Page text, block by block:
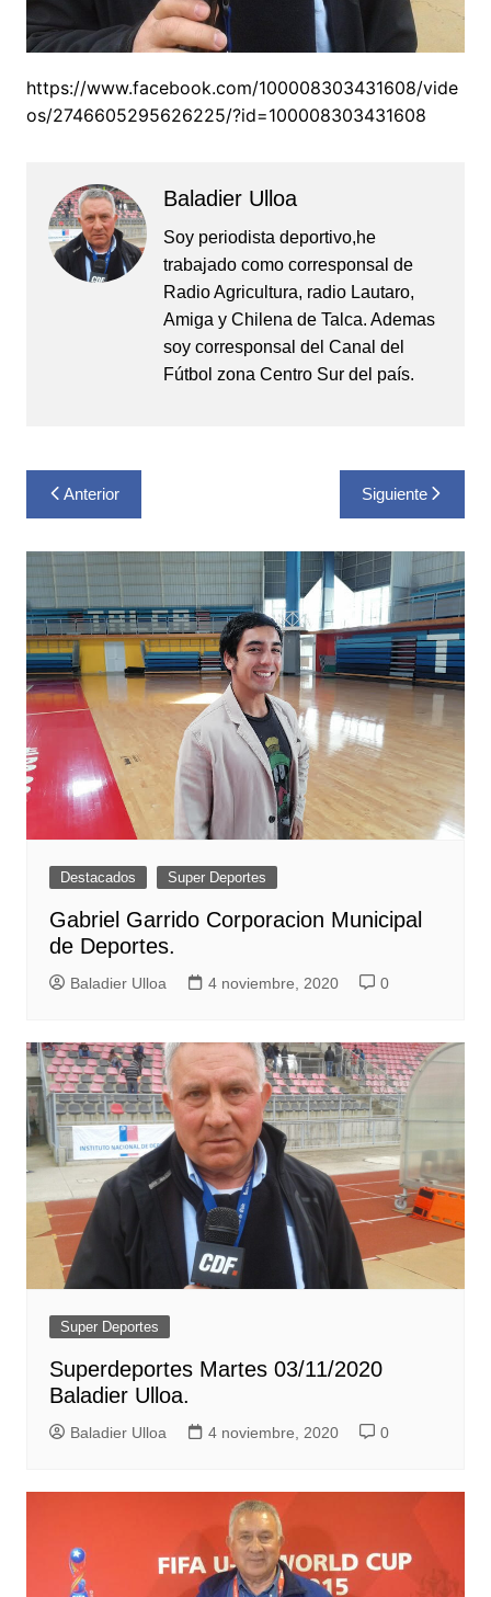
https://www.facebook.com/100008303431608/vide
os/2746605295626225/?id=100008303431608
Baladier Ulloa
Soy periodista deportivo,he
trabajado como corresponsal de
Radio Agricultura, radio Lautaro,
Amiga y Chilena de Talca. Ademas
soy corresponsal del Canal del
Fútbol zona Centro Sur del país.
Navegación
de
entradas
Anterior Siguiente
Destacados Super Deportes
Gabriel Garrido Corporacion Municipal
de Deportes.
Baladier Ulloa 4 noviembre, 2020 0
Super Deportes
Superdeportes Martes 03/11/2020
Baladier Ulloa.
Baladier Ulloa 4 noviembre, 2020 0